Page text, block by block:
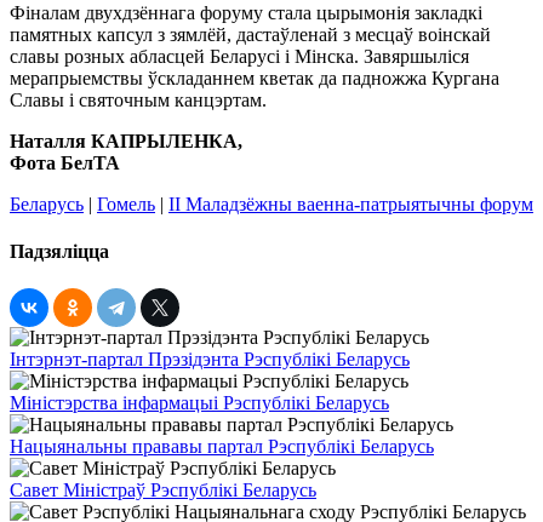
Фіналам двухдзённага форуму стала цырымонія закладкі
памятных капсул з зямлёй, дастаўленай з месцаў воінскай
славы розных абласцей Беларусі і Мінска. Завяршыліся
мерапрыемствы ўскладаннем кветак да падножжа Кургана
Славы і святочным канцэртам.
Наталля КАПРЫЛЕНКА,
Фота БелТА
Беларусь | Гомель | ІІ Маладзёжны ваенна-патрыятычны форум
Падзяліцца
Інтэрнэт-партал Прэзідэнта Рэспублікі Беларусь
Міністэрства інфармацыі Рэспублікі Беларусь
Нацыянальны прававы партал Рэспублікі Беларусь
Савет Міністраў Рэспублікі Беларусь